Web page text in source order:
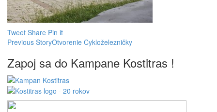
Tweet Share Pin it
Previous StoryOtvorenie Cykloželezničky
Zapoj sa do Kampane Kostitras !